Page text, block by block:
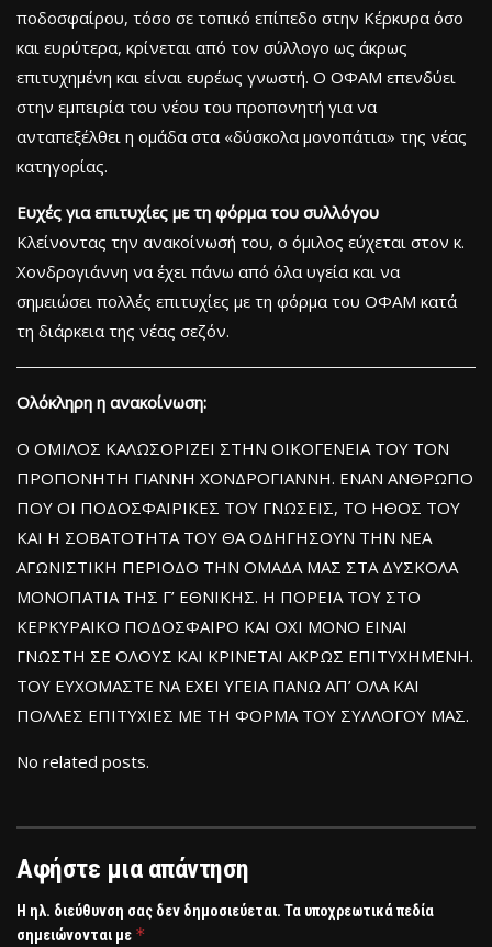
ποδοσφαίρου, τόσο σε τοπικό επίπεδο στην Κέρκυρα όσο
και ευρύτερα, κρίνεται από τον σύλλογο ως άκρως
επιτυχημένη και είναι ευρέως γνωστή. Ο ΟΦΑΜ επενδύει
στην εμπειρία του νέου του προπονητή για να
ανταπεξέλθει η ομάδα στα «δύσκολα μονοπάτια» της νέας
κατηγορίας.
Ευχές για επιτυχίες με τη φόρμα του συλλόγου
Κλείνοντας την ανακοίνωσή του, ο όμιλος εύχεται στον κ.
Χονδρογιάννη να έχει πάνω από όλα υγεία και να
σημειώσει πολλές επιτυχίες με τη φόρμα του ΟΦΑΜ κατά
τη διάρκεια της νέας σεζόν.
Ολόκληρη η ανακοίνωση:
Ο ΟΜΙΛΟΣ ΚΑΛΩΣΟΡΙΖΕΙ ΣΤΗΝ ΟΙΚΟΓΕΝΕΙΑ ΤΟΥ ΤΟΝ
ΠΡΟΠΟΝΗΤΗ ΓΙΑΝΝΗ ΧΟΝΔΡΟΓΙΑΝΝΗ. ΕΝΑΝ ΑΝΘΡΩΠΟ
ΠΟΥ ΟΙ ΠΟΔΟΣΦΑΙΡΙΚΕΣ ΤΟΥ ΓΝΩΣΕΙΣ, ΤΟ ΗΘΟΣ ΤΟΥ
ΚΑΙ Η ΣΟΒΑΤΟΤΗΤΑ ΤΟΥ ΘΑ ΟΔΗΓΗΣΟΥΝ ΤΗΝ ΝΕΑ
ΑΓΩΝΙΣΤΙΚΗ ΠΕΡΙΟΔΟ ΤΗΝ ΟΜΑΔΑ ΜΑΣ ΣΤΑ ΔΥΣΚΟΛΑ
ΜΟΝΟΠΑΤΙΑ ΤΗΣ Γ’ ΕΘΝΙΚΗΣ. Η ΠΟΡΕΙΑ ΤΟΥ ΣΤΟ
ΚΕΡΚΥΡΑΙΚΟ ΠΟΔΟΣΦΑΙΡΟ ΚΑΙ ΟΧΙ ΜΟΝΟ ΕΙΝΑΙ
ΓΝΩΣΤΗ ΣΕ ΟΛΟΥΣ ΚΑΙ ΚΡΙΝΕΤΑΙ ΑΚΡΩΣ ΕΠΙΤΥΧΗΜΕΝΗ.
ΤΟΥ ΕΥΧΟΜΑΣΤΕ ΝΑ ΕΧΕΙ ΥΓΕΙΑ ΠΑΝΩ ΑΠ’ ΟΛΑ ΚΑΙ
ΠΟΛΛΕΣ ΕΠΙΤΥΧΙΕΣ ΜΕ ΤΗ ΦΟΡΜΑ ΤΟΥ ΣΥΛΛΟΓΟΥ ΜΑΣ.
No related posts.
Αφήστε μια απάντηση
Η ηλ. διεύθυνση σας δεν δημοσιεύεται. Τα υποχρεωτικά πεδία
σημειώνονται με *